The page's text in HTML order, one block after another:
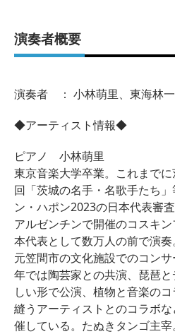
演奏者概要
演奏者 ： 小林萌里、東海林
◆アーティスト情報◆
ピアノ 小林萌里
東京音楽大学卒業。これまで
回「茨城の名手・名歌手たち
ン・ ハポン2023の日本代表審査
アルゼンチンで開催のコスキ
本代表として数万人の前で演奏。
元笠間市の文化施設でのコンサ
年では陶芸家との共演、琵琶と
しい形で公演、植物と音楽のコ
縫うアーティストとのコラボ
催している。たぬきタンゴ主宰。